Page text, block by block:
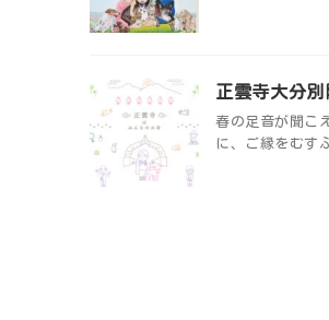
正雲寺大分
春の足音が聞こ
に、ご縁をむ